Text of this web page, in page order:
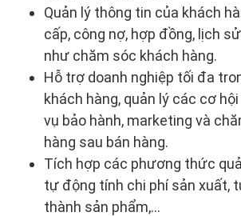
Quản lý thông tin của khách
cấp, công nợ, hợp đồng, lịch
như chăm sóc khách hàng.
Hỗ trợ doanh nghiệp tối đa
khách hàng, quản lý các cơ
vụ bảo hành, marketing và
hàng sau bán hàng.
Tích hợp các phương thức
tự động tính chi phí sản xuất,
thành sản phẩm,...